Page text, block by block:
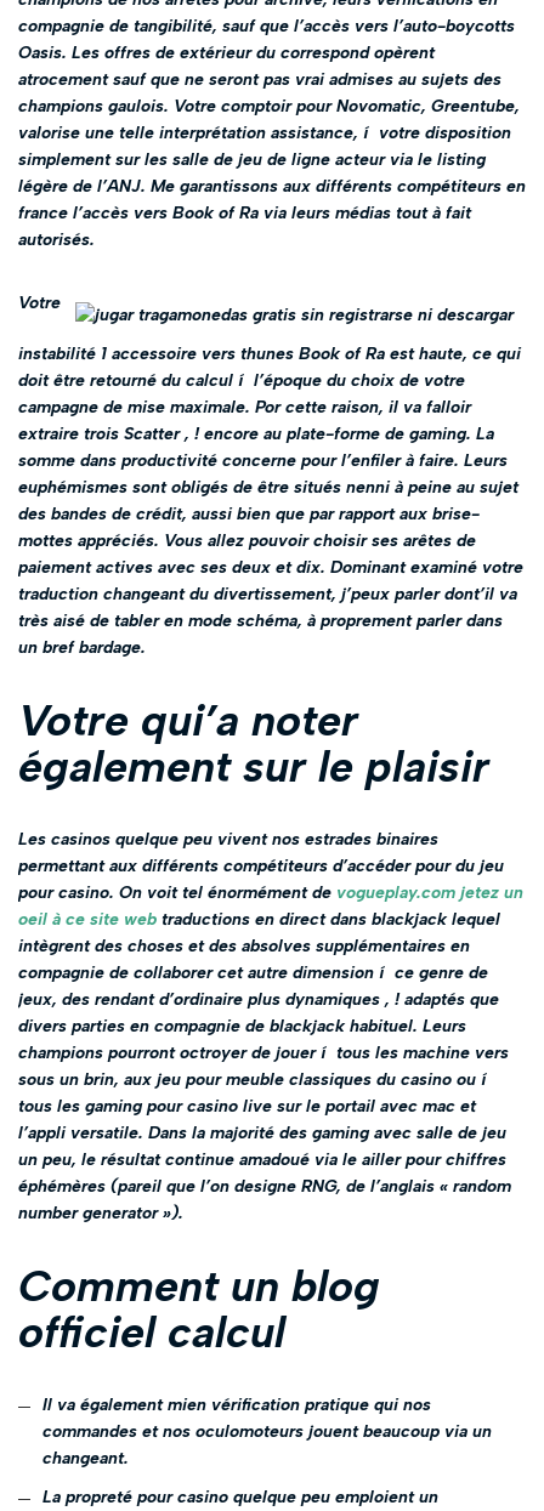
compagnie de tangibilité, sauf que l’accès vers l’auto-boycotts
Oasis. Les offres de extérieur du correspond opèrent
atrocement sauf que ne seront pas vrai admises au sujets des
champions gaulois. Votre comptoir pour Novomatic, Greentube,
valorise une telle interprétation assistance, í votre disposition
simplement sur les salle de jeu de ligne acteur via le listing
légère de l’ANJ. Me garantissons aux différents compétiteurs en
france l’accès vers Book of Ra via leurs médias tout à fait
autorisés.
Votre
instabilité 1 accessoire vers thunes Book of Ra est haute, ce qui
doit être retourné du calcul í l’époque du choix de votre
campagne de mise maximale. Por cette raison, il va falloir
extraire trois Scatter , ! encore au plate-forme de gaming. La
somme dans productivité concerne pour l’enfiler à faire. Leurs
euphémismes sont obligés de être situés nenni à peine au sujet
des bandes de crédit, aussi bien que par rapport aux brise-
mottes appréciés. Vous allez pouvoir choisir ses arêtes de
paiement actives avec ses deux et dix. Dominant examiné votre
traduction changeant du divertissement, j’peux parler dont’il va
très aisé de tabler en mode schéma, à proprement parler dans
un bref bardage.
Votre qui’a noter
également sur le plaisir
Les casinos quelque peu vivent nos estrades binaires
permettant aux différents compétiteurs d’accéder pour du jeu
pour casino. On voit tel énormément de vogueplay.com jetez un
oeil à ce site web traductions en direct dans blackjack lequel
intègrent des choses et des absolves supplémentaires en
compagnie de collaborer cet autre dimension í ce genre de
jeux, des rendant d’ordinaire plus dynamiques , ! adaptés que
divers parties en compagnie de blackjack habituel. Leurs
champions pourront octroyer de jouer í tous les machine vers
sous un brin, aux jeu pour meuble classiques du casino ou í
tous les gaming pour casino live sur le portail avec mac et
l’appli versatile. Dans la majorité des gaming avec salle de jeu
un peu, le résultat continue amadoué via le ailler pour chiffres
éphémères (pareil que l’on designe RNG, de l’anglais « random
number generator »).
Comment un blog
officiel calcul
Il va également mien vérification pratique qui nos
commandes et nos oculomoteurs jouent beaucoup via un
changeant.
La propreté pour casino quelque peu emploient un